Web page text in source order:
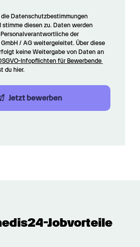
die Datenschutzbestimmungen
stimme diesen zu. Daten werden
Personalverantwortliche der
GmbH / AG weitergeleitet. Über diese
keine Weitergabe von Daten an
Infopflichten für Bewerbende
du hier.
Jetzt bewerben
Jobvorteile